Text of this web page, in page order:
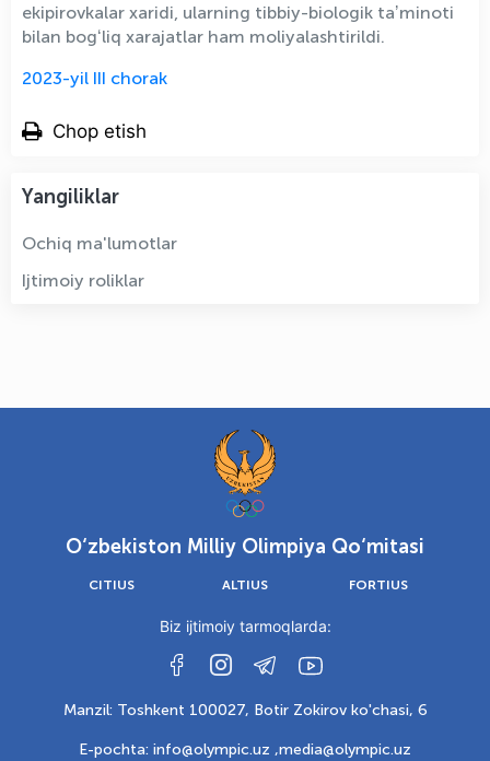
ekipirovkalar xaridi, ularning tibbiy-biologik taʼminoti
bilan bogʻliq xarajatlar ham moliyalashtirildi.
2023-yil III chorak
Chop etish
Yangiliklar
Ochiq ma'lumotlar
Ijtimoiy roliklar
O‘zbekiston Milliy Olimpiya Qo‘mitasi
CITIUS ALTIUS FORTIUS
Biz ijtimoiy tarmoqlarda:
Manzil: Toshkent 100027, Botir Zokirov ko'chasi, 6
E-pochta: info@olympic.uz ,media@olympic.uz